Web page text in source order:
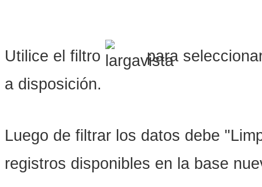
Utilice el filtro
para
a disposición.
Luego de filtrar los datos debe
registros disponibles en la base